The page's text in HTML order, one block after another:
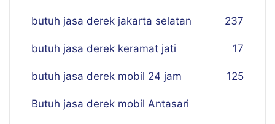
butuh jasa derek jakarta selatan 237
butuh jasa derek keramat jati 17
butuh jasa derek mobil 24 jam 125
Butuh jasa derek mobil Antasari